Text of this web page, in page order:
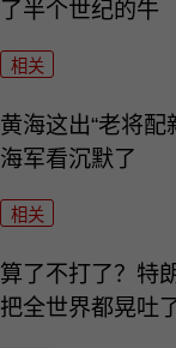
了半个世纪的牛
相关
黄海这出“老将配
海军看沉默了
相关
算了不打了？特
把全世界都晃吐